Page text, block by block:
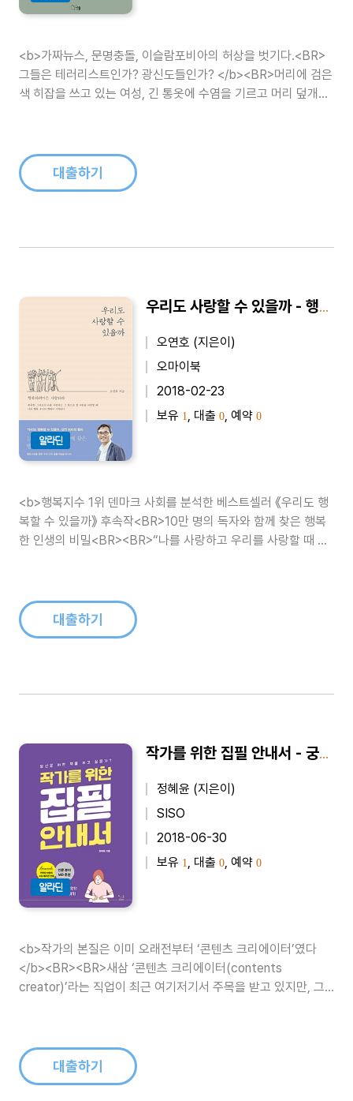
<b>가짜뉴스, 문명충돌, 이슬람포비아의 허상을 벗기다.<BR>
그들은 테러리스트인가? 광신도들인가? </b><BR>머리에 검은
색 히잡을 쓰고 있는 여성, 긴 통옷에 수염을 기르고 머리 덮개를
대출하기
알라딘
우리도 사랑할 수 있을까 - 행복하려거든 사랑하라
오연호 (지은이)
오마이북
2018-02-23
보유 1 , 대출 0 , 예약 0
<b>행복지수 1위 덴마크 사회를 분석한 베스트셀러 《우리도 행
복할 수 있을까》 후속작<BR>10만 명의 독자와 함께 찾은 행복
한 인생의 비밀<BR><BR>“나를 사랑하고 우리를 사랑할 때 행
대출하기
알라딘
작가를 위한 집필 안내서 - 궁금하지만 물어볼 수 없었던 작가와 출판에 대한 이야기
정혜윤 (지은이)
SISO
2018-06-30
보유 1 , 대출 0 , 예약 0
<b>작가의 본질은 이미 오래전부터 ‘콘텐츠 크리에이터’였다
</b><BR><BR>새삼 ‘콘텐츠 크리에이터(contents
creator)’라는 직업이 최근 여기저기서 주목을 받고 있지만, 그
대출하기